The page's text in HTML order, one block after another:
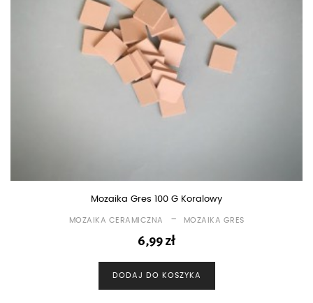
Mozaika Gres 100 G Koralowy
MOZAIKA CERAMICZNA - MOZAIKA GRES
6,99zł
DODAJ DO KOSZYKA